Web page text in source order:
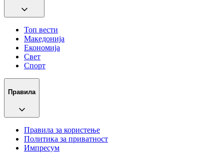
Топ вести
Македонија
Економија
Свет
Спорт
Правила
Правила за користење
Политика за приватност
Импресум